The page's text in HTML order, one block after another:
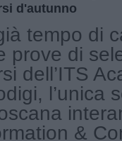
d'autunno
tempo di
prove di
dell’ITS
l’unica
&